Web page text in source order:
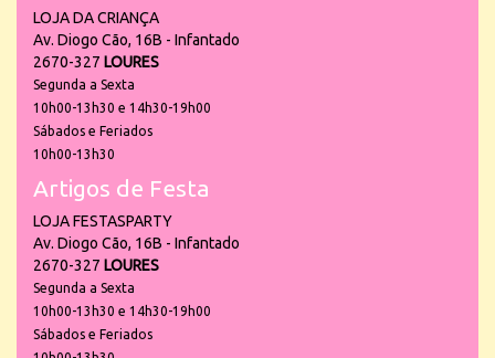
LOJA DA CRIANÇA
Av. Diogo Cão, 16B - Infantado
2670-327 LOURES
Segunda a Sexta
10h00-13h30 e 14h30-19h00
Sábados e Feriados
10h00-13h30
Artigos de Festa
LOJA FESTASPARTY
Av. Diogo Cão, 16B - Infantado
2670-327 LOURES
Segunda a Sexta
10h00-13h30 e 14h30-19h00
Sábados e Feriados